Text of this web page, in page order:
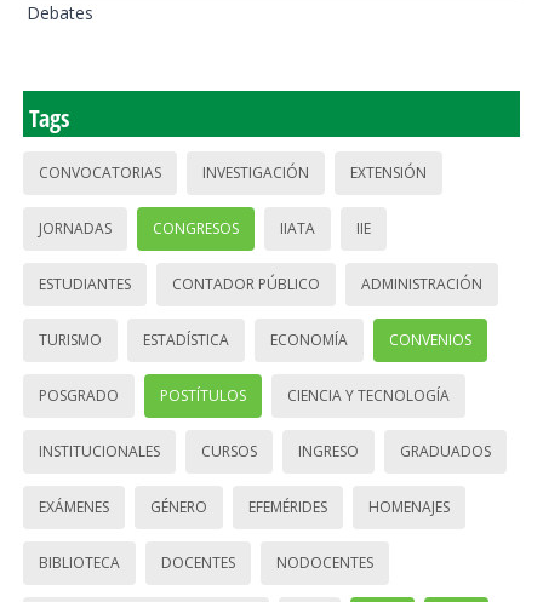
Debates
Tags
CONVOCATORIAS INVESTIGACIÓN EXTENSIÓN
JORNADAS CONGRESOS IIATA IIE
ESTUDIANTES CONTADOR PÚBLICO ADMINISTRACIÓN
TURISMO ESTADÍSTICA ECONOMÍA CONVENIOS
POSGRADO POSTÍTULOS CIENCIA Y TECNOLOGÍA
INSTITUCIONALES CURSOS INGRESO GRADUADOS
EXÁMENES GÉNERO EFEMÉRIDES HOMENAJES
BIBLIOTECA DOCENTES NODOCENTES